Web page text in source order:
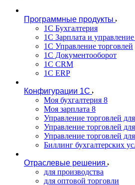
Программные продукты
1С Бухгалтерия
1С Зарплата и
1С Управление торговлей
1С Документооборот
1С CRM
1С ERP
Конфигурации 1С
Моя бухгалтерия 8
Моя зарплата 8
Управление торговлей
Управление торговлей
Управление торговлей
Биллинг бухгалтерских
Отраслевые решения
для производства
для оптовой торговли